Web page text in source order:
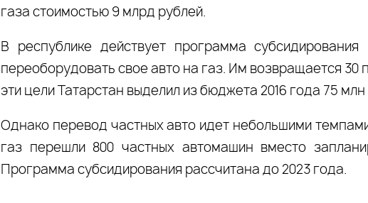
газа стоимостью 9 млрд рублей.
В республике действует программа
переоборудовать свое авто на газ. Им возвращается 30
эти цели Татарстан выделил из бюджета 2016 года 75 млн
Однако перевод частных авто идет небольшими
газ перешли 800 частных автомашин вместо
Программа субсидирования рассчитана до 2023 года.